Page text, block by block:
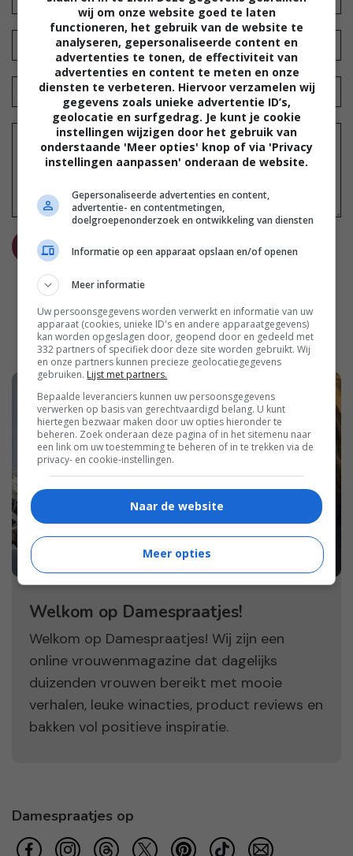
REAGEER
Welkom op Damespraatjes!
Welkom op Damespraatjes! Wij zijn een
online vrouwenmagazine dat dagelijks
duizenden vrouwen bereikt met mooie
verhalen, leuke winacties, product reviews en
bakken vol positieve inspiratie.
Damespraatjes op
wij om onze website goed te laten
functioneren, het gebruik van de website te
analyseren, gepersonaliseerde content en
advertenties te tonen, de effectiviteit van
advertenties en content te meten en onze
diensten te verbeteren. Hiervoor verzamelen wij
gegevens zoals unieke advertentie ID’s,
geolocatie en surfgedrag. Je kunt je cookie
instellingen wijzigen door het gebruik van
onderstaande 'Meer opties' knop of via 'Privacy
instellingen aanpassen' onderaan de website.
Gepersonaliseerde advertenties en content,
advertentie- en contentmetingen,
doelgroepenonderzoek en ontwikkeling van diensten
Informatie op een apparaat opslaan en/of openen
Meer informatie
Uw persoonsgegevens worden verwerkt en informatie van uw
apparaat (cookies, unieke ID's en andere apparaatgegevens)
kan worden opgeslagen door, geopend door en gedeeld met
332 partners of specifiek door deze site worden gebruikt. Wij
en onze partners kunnen precieze geolocatiegegevens
gebruiken. Lijst met partners.
Bepaalde leveranciers kunnen uw persoonsgegevens
verwerken op basis van gerechtvaardigd belang. U kunt
hiertegen bezwaar maken door uw opties hieronder te
beheren. Zoek onderaan deze pagina of in het sitemenu naar
een link om uw toestemming te beheren of in te trekken via de
privacy- en cookie-instellingen.
Naar de website
Meer opties